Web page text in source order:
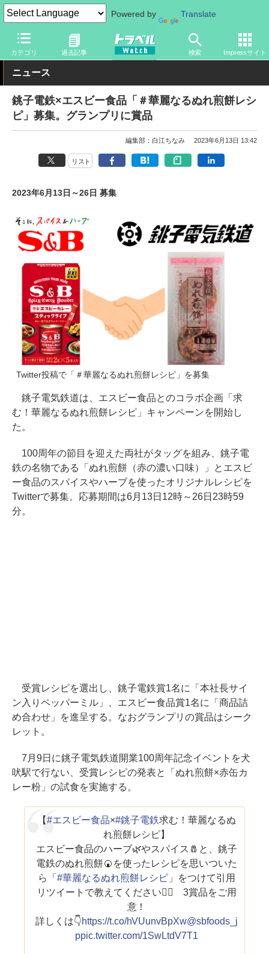
Powered by Translate
カテゴリ 過去記事 検索 Impressサイト
トラベル Watch 企業・政府・官庁 鉄道 関東私鉄
ニュース
銚子電鉄×エスビー食品「＃華麗なるぬれ煎餅レシ
ピ」募集。グランプリに賞品
編集部：白江ちなみ 2023年6月13日 13:42
リスト
2023年6月13日～26日 募集
Twitter投稿で「＃華麗なるぬれ煎餅レシピ」を募集
銚子電気鉄道は、エスビー食品とのコラボ企画「求
む！華麗なるぬれ煎餅レシピ」キャンペーンを開始し
た。
100周年の節目を迎えた両社がタッグを組み、銚子電
鉄の名物である「ぬれ煎餅（赤の濃い口味）」とエスビ
ー食品のスパイスやハーブを使ったオリジナルレシピを
Twitterで募集。応募期間は6月13日12時～26日23時59
分。
受賞レシピを選出し、銚子電鉄賞1名に「本社長サイ
ン入りペッパーミル」、エスビー食品賞1名に「商品詰
め合わせ」を進呈する。なおグランプリの賞品はシーク
レット。
7月9日に銚子電気鉄道開業100周年記念イベントを犬
吠駅で行ない、受賞レシピの発表と「ぬれ煎餅×赤缶カ
レー粉」の試食を実施する。
【#エスビー食品×#銚子電鉄求む！華麗なるぬ
れ煎餅レシピ】
エスビー食品のハーブ🌿やスパイス🧂と、銚子
電鉄のぬれ煎餅🍘を使ったレシピを思いついた
ら「#華麗なるぬれ煎餅レシピ」をつけて引用
リツイートで教えてください🙇‍♀️ 3賞品をご用
意！
詳しくは👇https://t.co/hVUunvBpXw@sbfoods_j
ppic.twitter.com/1SwLtdV7T1